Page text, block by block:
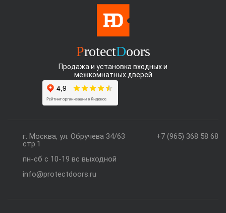
ProtectDoors
Продажа и установка входных и
межкомнатных дверей
+7 (965) 368 58 68
г. Москва, ул. Обручева 34/63
стр.1
пн-сб с 10-19 вс выходной
info@protectdoors.ru